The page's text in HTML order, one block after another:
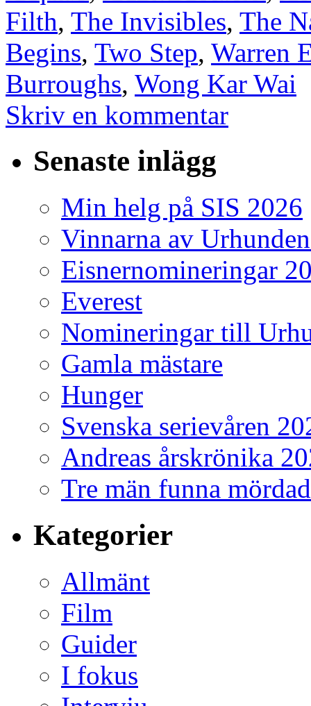
Filth, The Invisibles, The
Begins, Two Step, Warren
Burroughs, Wong Kar Wai
Skriv en kommentar
Senaste inlägg
Min helg på SIS 2026
Vinnarna av
Eisnernomineringar
Everest
Nomineringar till
Gamla mästare
Hunger
Svenska serievåren
Andreas årskrönika
Tre män funna
Kategorier
Allmänt
Film
Guider
I fokus